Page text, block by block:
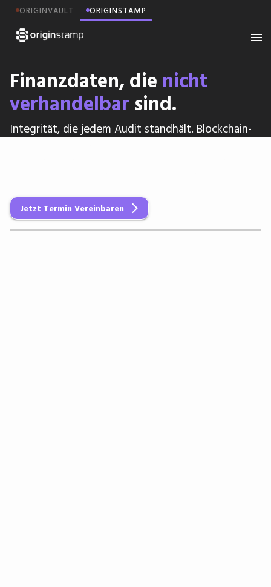
ORIGINVAULT ORIGINSTAMP
Finanzdaten, die nicht
verhandelbar sind.
Integrität, die jedem Audit standhält. Blockchain-
Jetzt Termin Vereinbaren